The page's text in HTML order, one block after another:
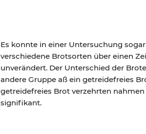
Es konnte in einer Untersuchung
verschiedene Brotsorten über einen
unverändert. Der Unterschied der
andere Gruppe aß ein getreidefreies
getreidefreies Brot verzehrten
signifikant.